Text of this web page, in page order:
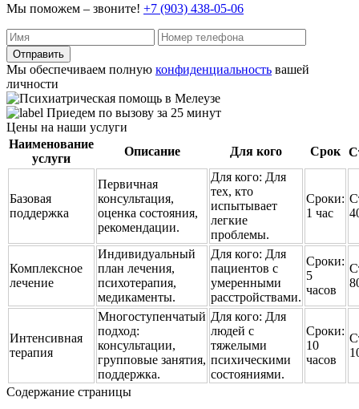
Мы поможем – звоните! +7 (903) 438-05-06
Отправить
Мы обеспечиваем полную конфиденциальность вашей
личности
Приедем по вызову за 25 минут
Цены на наши услуги
Наименование
услуги
Описание Для кого Срок
Базовая
поддержка
Первичная
консультация,
оценка состояния,
рекомендации.
Для кого: Для
тех, кто
испытывает
легкие
проблемы.
Сроки:
1 час
Комплексное
лечение
Индивидуальный
план лечения,
психотерапия,
медикаменты.
Для кого: Для
пациентов с
умеренными
расстройствами.
Сроки:
5
часов
Интенсивная
терапия
Многоступенчатый
подход:
консультации,
групповые занятия,
поддержка.
Для кого: Для
людей с
тяжелыми
психическими
состояниями.
Сроки:
10
часов
Содержание страницы